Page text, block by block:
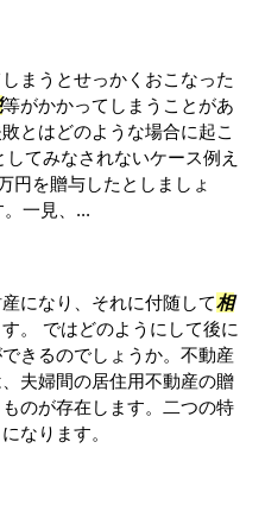
まうとせっかくおこなった
等がかかってしまうことがあ
とはどのような場合に起こ
てみなされないケース例え
円を贈与したとしましょ
一見、...
になり、それに付随して相
。 ではどのようにして後に
きるのでしょうか。不動産
夫婦間の居住用不動産の贈
のが存在します。二つの特
なります。